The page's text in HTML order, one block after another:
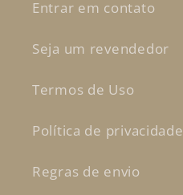
Entrar em contato
Seja um revendedor
Termos de Uso
Política de privacidade
Regras de envio